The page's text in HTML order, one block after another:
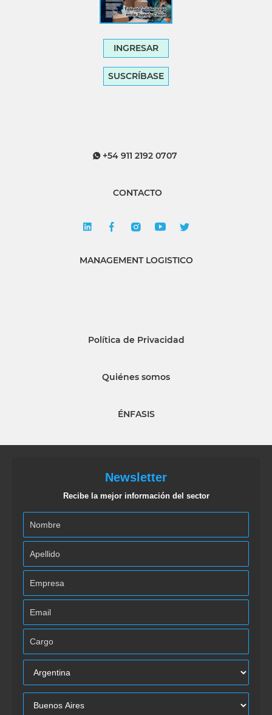
INGRESAR
SUSCRÍBASE
+54 911 2192 0707
CONTACTO
MANAGEMENT LOGISTICO
Política de Privacidad
Quiénes somos
ÉNFASIS
Newsletter
Recibe la mejor información del sector